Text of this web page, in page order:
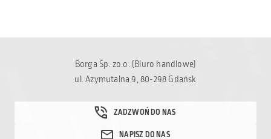
Borga Sp. zo.o. (Biuro handlowe)
ul. Azymutalna 9, 80-298 Gdańsk